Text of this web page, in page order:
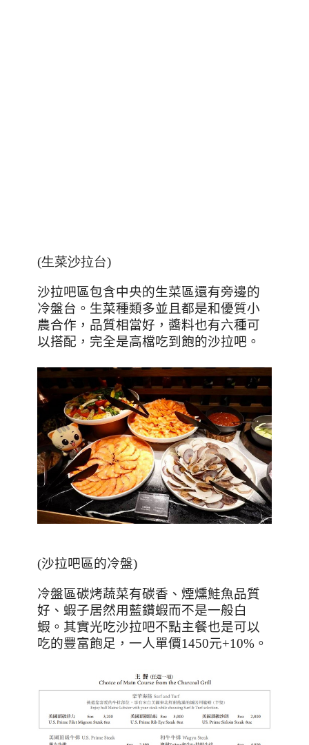
(生菜沙拉台)
沙拉吧區包含中央的生菜區還有旁邊的
冷盤台。生菜種類多並且都是和優質小
農合作，品質相當好，醬料也有六種可
以搭配，完全是高檔吃到飽的沙拉吧。
(沙拉吧區的冷盤)
冷盤區碳烤蔬菜有碳香、煙燻鮭魚品質
好、蝦子居然用藍鑽蝦而不是一般白
蝦。其實光吃沙拉吧不點主餐也是可以
吃的豐富飽足，一人單價1450元+10% 。